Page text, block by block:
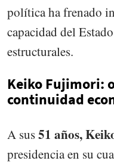
política ha frenado
capacidad del
estructurales.
Keiko Fujimori:
continuidad
A sus51 años,
presidencia en su